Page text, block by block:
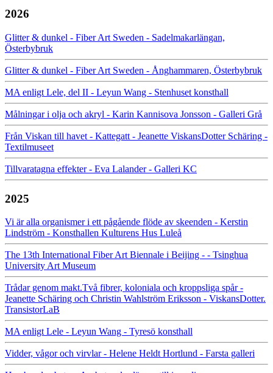
2026
Glitter & dunkel - Fiber Art Sweden - Sadelmakarlängan,
Österbybruk
Glitter & dunkel - Fiber Art Sweden - Ånghammaren, Österbybruk
MA enligt Lele, del II - Leyun Wang - Stenhuset konsthall
Målningar i olja och akryl - Karin Kannisova Jonsson - Galleri Grå
Från Viskan till havet - Kattegatt - Jeanette ViskansDotter Schäring -
Textilmuseet
Tillvaratagna effekter - Eva Lalander - Galleri KC
2025
Vi är alla organismer i ett pågående flöde av skeenden - Kerstin
Lindström - Konsthallen Kulturens Hus Luleå
The 13th International Fiber Art Biennale i Beijing - - Tsinghua
University Art Museum
Trådar genom makt.Två fibrer, koloniala och kroppsliga spår -
Jeanette Schäring och Christin Wahlström Eriksson - ViskansDotter.
TransistorLaB
MA enligt Lele - Leyun Wang - Tyresö konsthall
Vidder, vågor och virvlar - Helene Heldt Hortlund - Farsta galleri